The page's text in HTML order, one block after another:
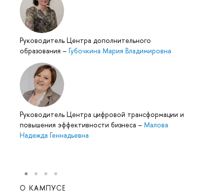
Руководитель Центра дополнительного
образования – Губочкина Мария Владимировна
Руководитель Центра цифровой трансформации и
повышения эффективности бизнеса – Малова
Надежда Геннадьевна
О КАМПУСЕ